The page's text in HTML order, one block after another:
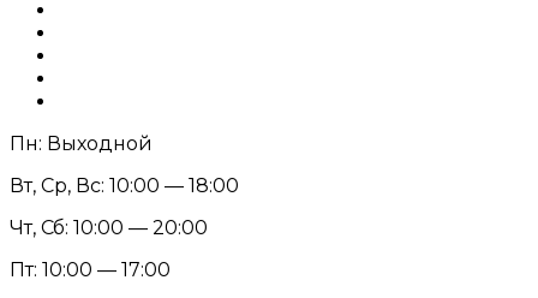
Пн: Выходной
Вт, Ср, Вс: 10:00 — 18:00
Чт, Сб: 10:00 — 20:00
Пт: 10:00 — 17:00